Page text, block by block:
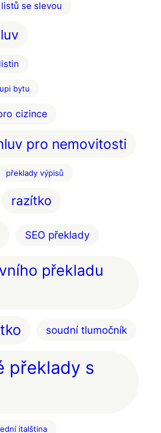
se slevou
bytu
cizince
pro nemovitosti
překlady výpisů
razítko
SEO překlady
překladu
soudní tlumočník
překlady s
italština